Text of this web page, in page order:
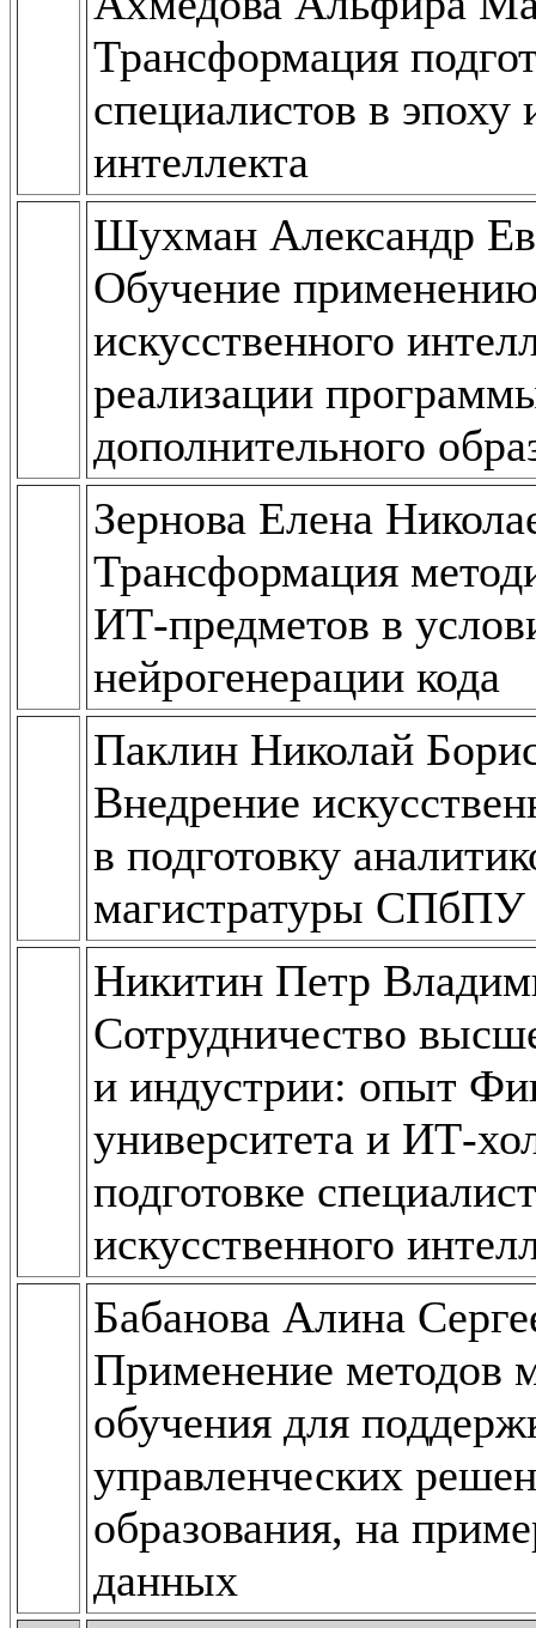
Трансформация
специалистов в эпоху
интеллекта
Шухман Александр
Обучение
искусственного
реализации
дополнительного
Зернова Елена
Трансформация
ИТ-предметов в
нейрогенерации кода
Паклин Николай
Внедрение
в подготовку
магистратуры СПбПУ
Никитин Петр
Сотрудничество
и индустрии: опыт
университета и ИТ-
подготовке
искусственного
Бабанова Алина
Применение методов
обучения для
управленческих
образования, на
данных